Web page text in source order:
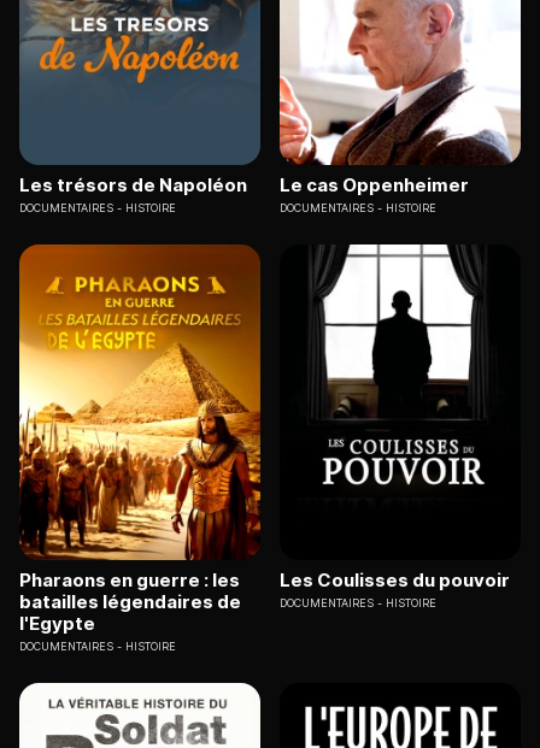
Les trésors de Napoléon
DOCUMENTAIRES HISTOIRE
Le cas Oppenheimer
DOCUMENTAIRES HISTOIRE
Pharaons en guerre : les
batailles légendaires de
l'Egypte
DOCUMENTAIRES HISTOIRE
Les Coulisses du pouvoir
DOCUMENTAIRES HISTOIRE